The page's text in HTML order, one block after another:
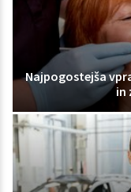
Najpogostejša
in